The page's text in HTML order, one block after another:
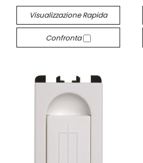
Visualizzazione Rapida
Confronta